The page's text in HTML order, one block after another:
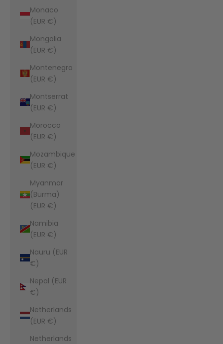
Monaco
(EUR €)
Mongolia
(EUR €)
Montenegro
(EUR €)
Montserrat
(EUR €)
Morocco
(EUR €)
Mozambique
(EUR €)
Myanmar
(Burma)
(EUR €)
Namibia
(EUR €)
Nauru (EUR
€)
Nepal (EUR
€)
Netherlands
(EUR €)
Netherlands